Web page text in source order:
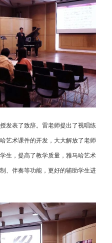
发表了致辞。雷老师提出了视唱练
艺术课件的开发，大大解放了老师
生，提高了教学质量，雅马哈艺术
、伴奏等功能，更好的辅助学生进